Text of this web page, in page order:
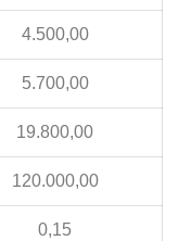
4.500,00
5.700,00
19.800,00
120.000,00
0,15